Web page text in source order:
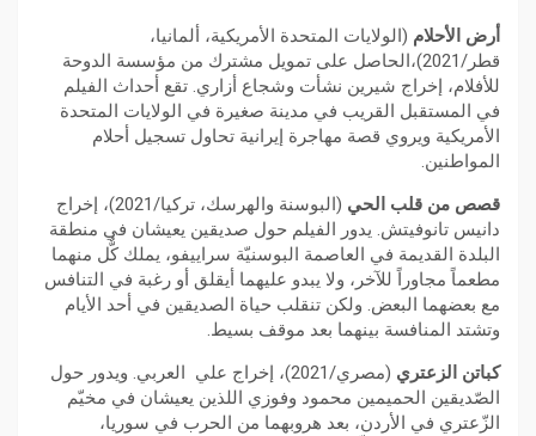
أرض الأحلام (الولايات المتحدة الأمريكية، ألمانيا،
قطر/2021)،الحاصل على تمويل مشترك من مؤسسة الدوحة
للأفلام، إخراج شيرين نشأت وشجاع أزاري. تقع أحداث الفيلم
في المستقبل القريب في مدينة صغيرة في الولايات المتحدة
الأمريكية ويروي قصة مهاجرة إيرانية تحاول تسجيل أحلام
المواطنين.
قصص من قلب الحي
(البوسنة والهرسك، تركيا/2021)، إخراج
دانيس تانوفيتش. يدور الفيلم حول صديقين يعيشان في منطقة
البلدة القديمة في العاصمة البوسنيّة سراييفو، يملك كٌّل منهما
مطعماً مجاوراً للآخر، ولا يبدو عليهما أيقلق أو رغبة في التنافس
مع بعضهما البعض. ولكن تنقلب حياة الصديقين في أحد الأيام
وتشتد المنافسة بينهما بعد موقف بسيط.
كباتن الزعتري
(مصري/2021)، إخراج علي العربي. ويدور حول
الصّديقين الحميمين محمود وفوزي اللذين يعيشان في مخيّم
الزّعتري في الأردن، بعد هروبهما من الحرب في سوريا،